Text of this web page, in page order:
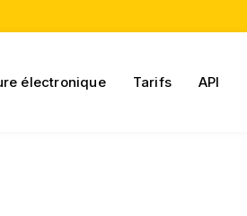
électronique Tarifs API